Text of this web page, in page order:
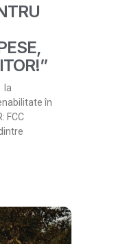
la
în
FCC